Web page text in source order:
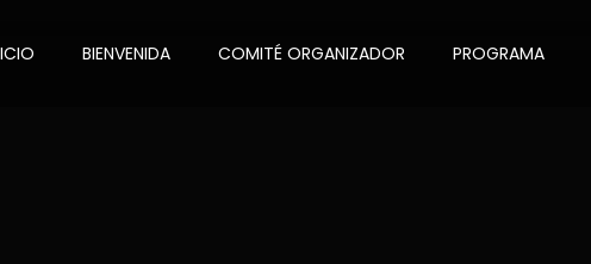
BIENVENIDA COMITÉ ORGANIZADOR PROGRAMA